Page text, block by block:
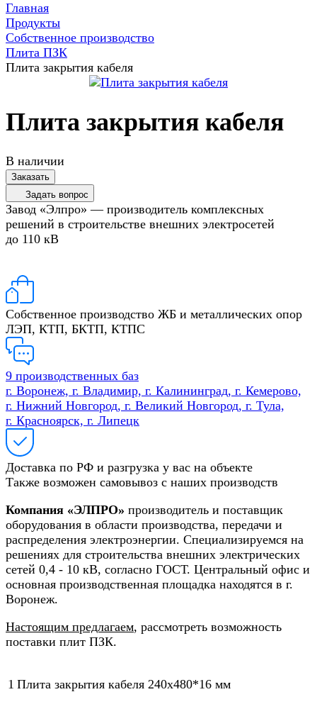
Главная
Продукты
Собственное производство
Плита ПЗК
Плита закрытия кабеля
Плита закрытия кабеля
В наличии
Заказать
Задать вопрос
Завод «Элпро» — производитель комплексных
решений в строительстве внешних электросетей
до 110 кВ
Собственное производство ЖБ и металлических опор
ЛЭП, КТП, БКТП, КТПС
9 производственных баз
г. Воронеж, г. Владимир, г. Калининград, г. Кемерово,
г. Нижний Новгород, г. Великий Новгород, г. Тула,
г. Красноярск, г. Липецк
Доставка по РФ и разгрузка у вас на объекте
Также возможен самовывоз с наших производств
Компания «ЭЛПРО» производитель и поставщик
оборудования в области производства, передачи и
распределения электроэнергии. Специализируемся на
решениях для строительства внешних электрических
сетей 0,4 - 10 кВ, согласно ГОСТ. Центральный офис и
основная производственная площадка находятся в г.
Воронеж.
Настоящим предлагаем, рассмотреть возможность
поставки плит ПЗК.
1 Плита закрытия кабеля 240х480*16 мм